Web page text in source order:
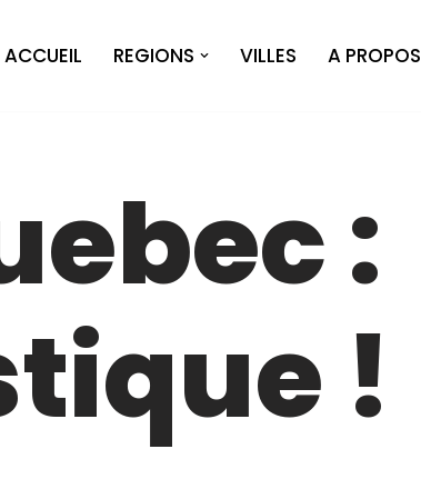
ACCUEIL REGIONS VILLES A PROPOS
:
!